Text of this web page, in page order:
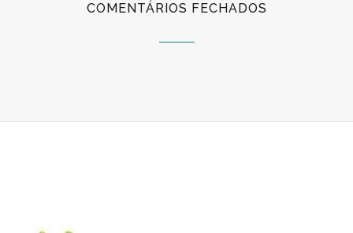
COMENTÁRIOS FECHADOS